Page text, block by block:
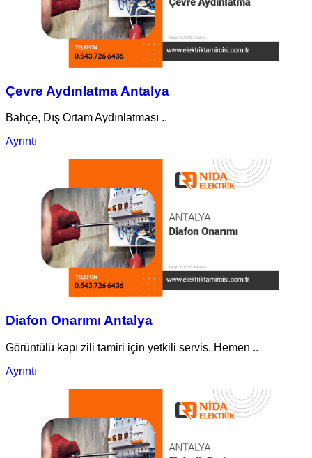
Çevre Aydınlatma Antalya
Bahçe, Dış Ortam Aydınlatması ..
Ayrıntı
Diafon Onarımı Antalya
Görüntülü kapı zili tamiri için yetkili servis. Hemen ..
Ayrıntı